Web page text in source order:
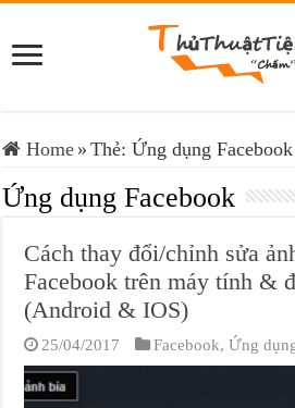
Home » Thẻ:Ứng dụng Facebook
Ứng dụng Facebook
Cách thay đổi/chỉnh sửa
Facebook trên máy tính &
(Android & IOS)
25/04/2017 Facebook,Ứng